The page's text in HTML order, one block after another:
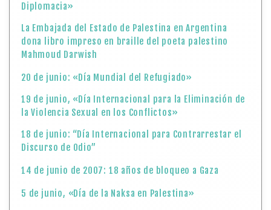
Diplomacia»
La Embajada del Estado de Palestina en Argentina
dona libro impreso en braille del poeta palestino
Mahmoud Darwish
20 de junio: «Día Mundial del Refugiado»
19 de junio, «Día Internacional para la Eliminación de
la Violencia Sexual en los Conflictos»
18 de junio: “Día Internacional para Contrarrestar el
Discurso de Odio”
14 de junio de 2007: 18 años de bloqueo a Gaza
5 de junio, «Día de la Naksa en Palestina»